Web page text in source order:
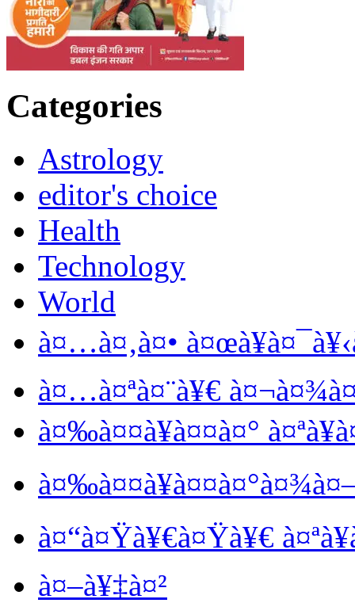
Categories
Astrology
editor's choice
Health
Technology
World
à¤…à¤‚à¤•
à¤…à¤ªà¤¨à¥€
à¤‰à¤¤à¥à¤¤à¤°
à¤“à¤Ÿà¥€à¤Ÿà¥€
à¤–à¥‡à¤²